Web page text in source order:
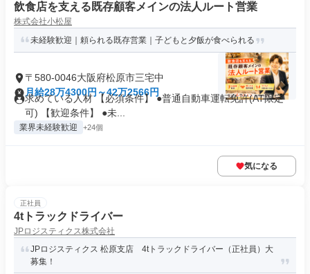
飲食店を支える既存顧客メインの法人ルート営業
株式会社小松屋
未経験歓迎｜頼られる既存営業｜子どもと夕飯が食べられる
〒580-0046大阪府松原市三宅中
月給28万4300円～42万2566円
求めている人材 【必須条件】 ●普通自動車運転免許(AT限定
可) 【歓迎条件】 ●未...
業界未経験歓迎 +24個
気になる
正社員
4tトラックドライバー
JPロジスティクス株式会社
JPロジスティクス 松原支店 4tトラックドライバー（正社員）大
募集！